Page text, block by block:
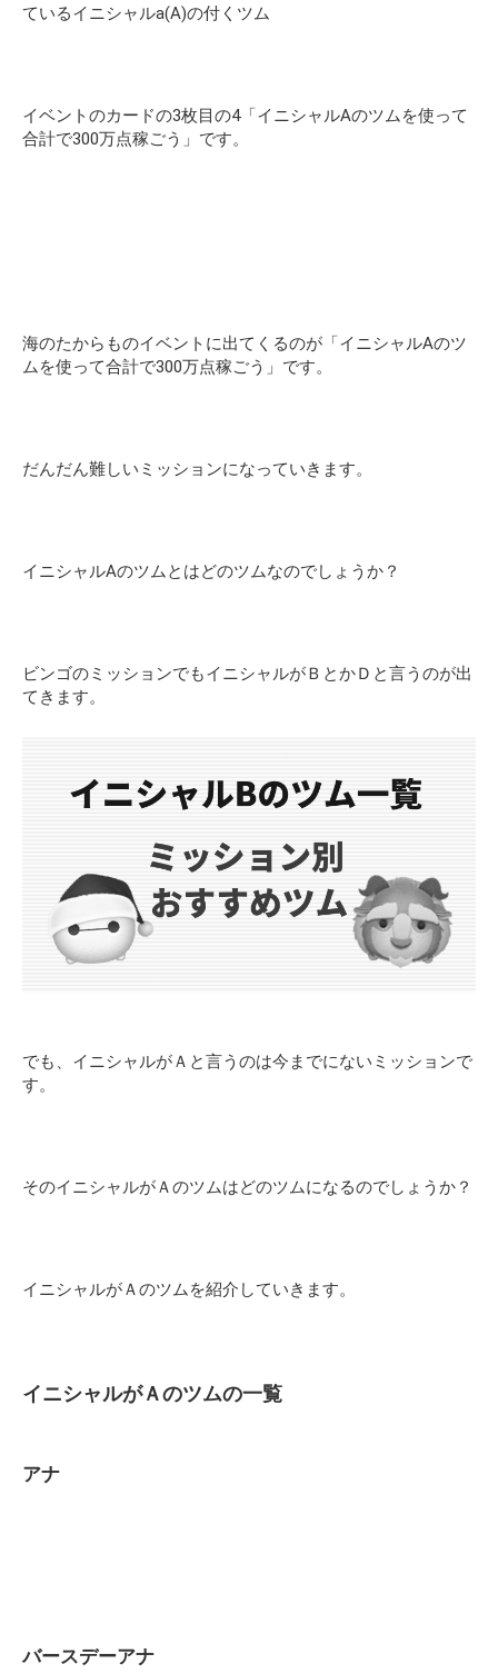
ているイニシャルa(A)の付くツム
イベントのカードの3枚目の4「イニシャルAのツムを使って
合計で300万点稼ごう」です。
海のたからものイベントに出てくるのが「イニシャルAのツ
ムを使って合計で300万点稼ごう」です。
だんだん難しいミッションになっていきます。
イニシャルAのツムとはどのツムなのでしょうか？
ビンゴのミッションでもイニシャルがＢとかＤと言うのが出
てきます。
でも、イニシャルがＡと言うのは今までにないミッションで
す。
そのイニシャルがＡのツムはどのツムになるのでしょうか？
イニシャルがＡのツムを紹介していきます。
イニシャルがＡのツムの一覧
アナ
バースデーアナ